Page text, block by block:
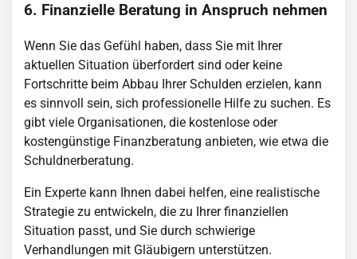
6. Finanzielle Beratung in Anspruch nehmen
Wenn Sie das Gefühl haben, dass Sie mit Ihrer
aktuellen Situation überfordert sind oder keine
Fortschritte beim Abbau Ihrer Schulden erzielen, kann
es sinnvoll sein, sich professionelle Hilfe zu suchen. Es
gibt viele Organisationen, die kostenlose oder
kostengünstige Finanzberatung anbieten, wie etwa die
Schuldnerberatung.
Ein Experte kann Ihnen dabei helfen, eine realistische
Strategie zu entwickeln, die zu Ihrer finanziellen
Situation passt, und Sie durch schwierige
Verhandlungen mit Gläubigern unterstützen.